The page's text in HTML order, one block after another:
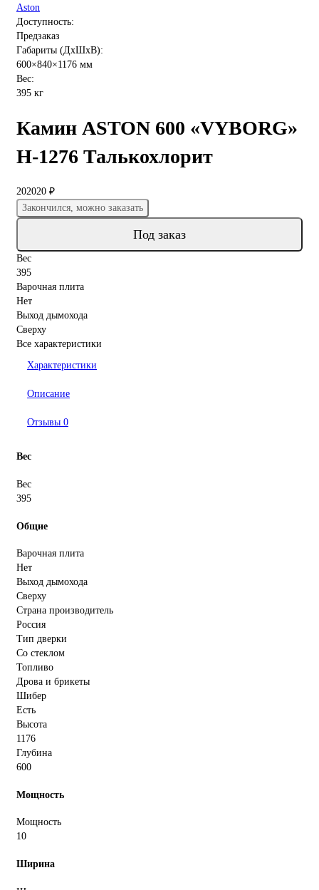
Aston
Доступность:
Предзаказ
Габариты (ДхШхВ):
600×840×1176 мм
Вес:
395 кг
Камин ASTON 600 «VYBORG»
Н-1276 Талькохлорит
202020 ₽
Закончился, можно заказать
Под заказ
Вес
395
Варочная плита
Нет
Выход дымохода
Сверху
Все характеристики
Характеристики
Описание
Отзывы 0
Вес
Вес
395
Общие
Варочная плита
Нет
Выход дымохода
Сверху
Страна производитель
Россия
Тип дверки
Со стеклом
Топливо
Дрова и брикеты
Шибер
Есть
Высота
1176
Глубина
600
Мощность
Мощность
10
Ширина